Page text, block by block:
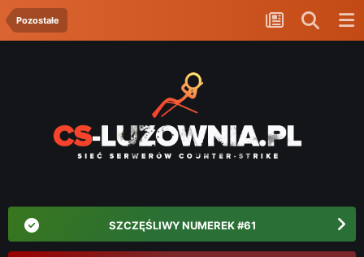
Pozostałe
SZCZĘŚLIWY NUMEREK #61